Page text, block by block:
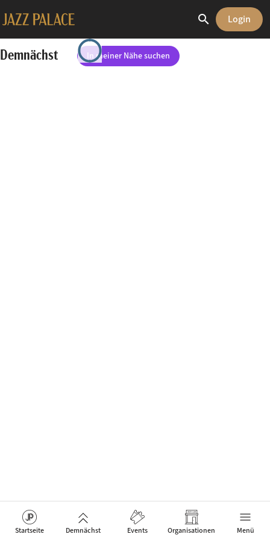
search Login
Demnächst In meiner Nähe suchen
Startseite Demnächst Events Organisationen Menü